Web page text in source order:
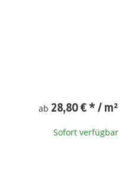
ab 28,80 €* / m²
Sofort verfügbar